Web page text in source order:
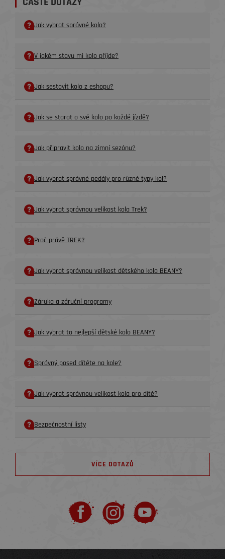
Jak vybrat správné kolo?
V jakém stavu mi kolo příjde?
Jak sestavit kolo z eshopu?
Jak se starat o své kolo po každé jízdě?
Jak připravit kolo na zimní sezónu?
Jak vybrat správné pedály pro různé typy kol?
Jak vybrat správnou velikost kola Trek?
Proč právě TREK?
Jak vybrat správnou velikost dětského kola BEANY?
Záruka a záruční programy
Jak vybrat to nejlepší dětské kolo BEANY?
Správný posed dítěte na kole?
Jak vybrat správnou velikost kola pro dítě?
Bezpečnostní listy
VÍCE DOTAZŮ